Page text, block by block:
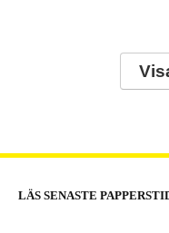
LÄS SENASTE